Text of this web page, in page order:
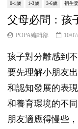
0-1歲 1-3歲 3-6歲 初生
父母必問：孩
POPA編輯部 10/
孩子對分離感到
要先理解小朋友
和認知發展的表
和養育環境的不
朋友適應得慢些